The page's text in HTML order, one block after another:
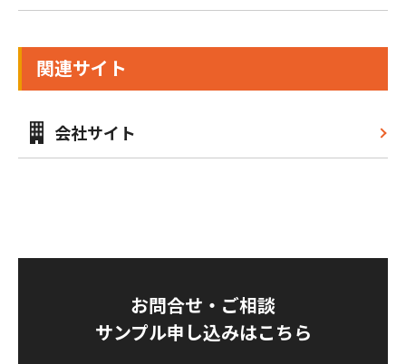
関連サイト
会社サイト
お問合せ・ご相談
サンプル申し込みはこちら